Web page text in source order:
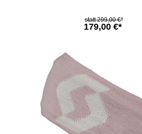
179,00 €*
299,00 €*